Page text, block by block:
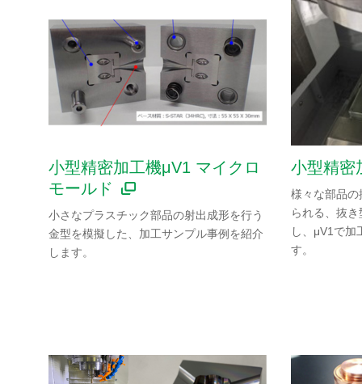
小型精密加工機μV1 マイクロ
モールド
小さなプラスチック部品の射出成形を行う
金型を模擬した、加工サンプル事例を紹介
します。
小型精密
様々な部品
られる、抜
し、μV1で加
す。
加工事例
歯車工作機械・精密切削工具